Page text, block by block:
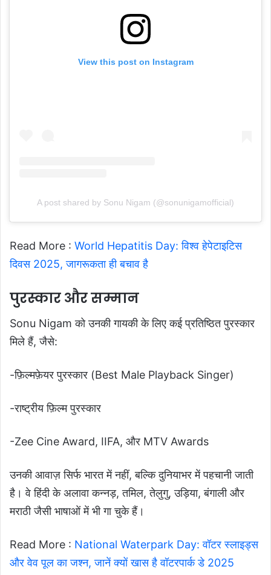
View this post on Instagram
A post shared by Sonu Nigam (@sonunigamofficial)
Read More : World Hepatitis Day: विश्व हेपेटाइटिस
दिवस 2025, जागरूकता ही बचाव है
पुरस्कार और सम्मान
Sonu Nigam को उनकी गायकी के लिए कई प्रतिष्ठित पुरस्कार
मिले हैं, जैसे:
-फ़िल्मफ़ेयर पुरस्कार (Best Male Playback Singer)
-राष्ट्रीय फ़िल्म पुरस्कार
-Zee Cine Award, IIFA, और MTV Awards
उनकी आवाज़ सिर्फ भारत में नहीं, बल्कि दुनियाभर में पहचानी जाती
है। वे हिंदी के अलावा कन्नड़, तमिल, तेलुगु, उड़िया, बंगाली और
मराठी जैसी भाषाओं में भी गा चुके हैं।
Read More : National Waterpark Day: वॉटर स्लाइड्स
और वेव पूल का जश्न, जानें क्यों खास है वॉटरपार्क डे 2025